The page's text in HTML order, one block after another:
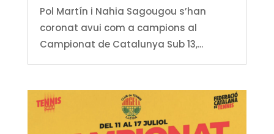
Pol Martín i Nahia Sagougou s’han
coronat avui com a campions al
Campionat de Catalunya Sub 13,...